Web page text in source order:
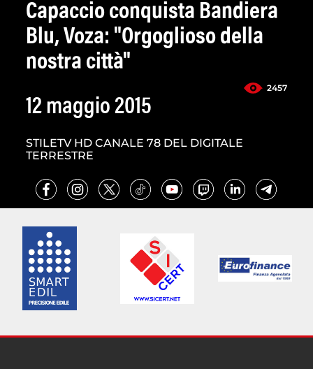
Capaccio conquista Bandiera
Blu, Voza: "Orgoglioso della
nostra città"
2457
12 maggio 2015
STILETV HD CANALE 78 DEL DIGITALE
TERRESTRE